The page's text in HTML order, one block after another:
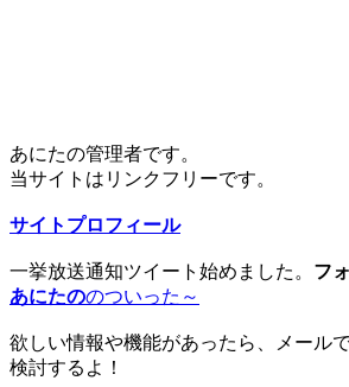
あにたの管理者です。
当サイトはリンクフリーです。
サイトプロフィール
一挙放送通知ツイート始めました。 フ
あにたののついった～
欲しい情報や機能があったら、メール
検討するよ！